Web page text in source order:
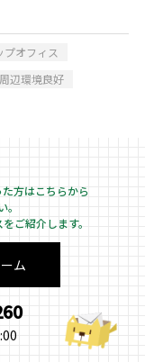
プオフィス
周辺環境良好
方はこちらから
ご紹介します。
ム